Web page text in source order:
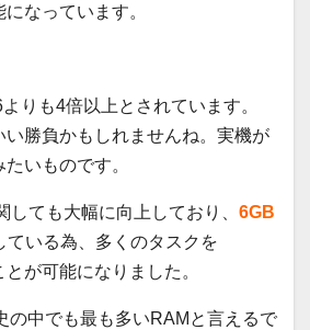
なっています。
りも4倍以上とされています。
い勝負かもしれませんね。実機が
いものです。
しても大幅に向上しており、 6GB
ている為、多くのタスクを
が可能になりました。
の中でも最も多いRAMと言えるで